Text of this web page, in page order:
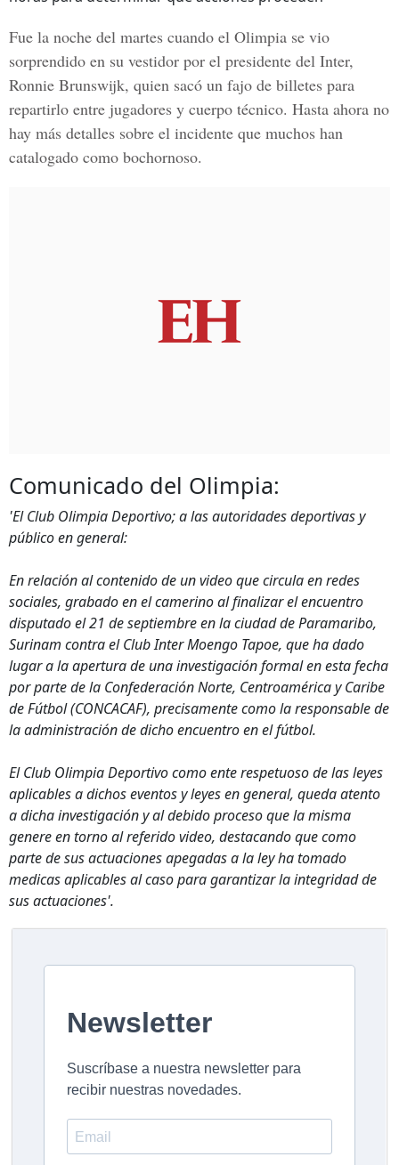
Fue la noche del martes cuando el Olimpia se vio
sorprendido en su vestidor por el presidente del Inter,
Ronnie Brunswijk, quien sacó un fajo de billetes para
repartirlo entre jugadores y cuerpo técnico. Hasta ahora no
hay más detalles sobre el incidente que muchos han
catalogado como bochornoso.
Comunicado del Olimpia:
'El Club Olimpia Deportivo; a las autoridades deportivas y
público en general:
En relación al contenido de un video que circula en redes
sociales, grabado en el camerino al finalizar el encuentro
disputado el 21 de septiembre en la ciudad de Paramaribo,
Surinam contra el Club Inter Moengo Tapoe, que ha dado
lugar a la apertura de una investigación formal en esta fecha
por parte de la Confederación Norte, Centroamérica y Caribe
de Fútbol (CONCACAF), precisamente como la responsable de
la administración de dicho encuentro en el fútbol.
El Club Olimpia Deportivo como ente respetuoso de las leyes
aplicables a dichos eventos y leyes en general, queda atento
a dicha investigación y al debido proceso que la misma
genere en torno al referido video, destacando que como
parte de sus actuaciones apegadas a la ley ha tomado
medicas aplicables al caso para garantizar la integridad de
sus actuaciones'.